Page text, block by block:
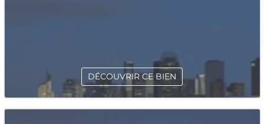
DÉCOUVRIR CE BIEN